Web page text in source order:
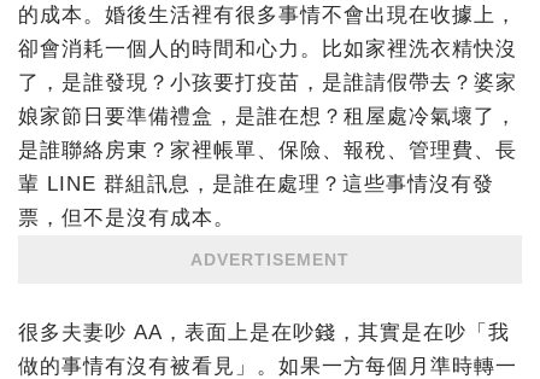
的成本。婚後生活裡有很多事情不會出現在收據上，
卻會消耗一個人的時間和心力。比如家裡洗衣精快沒
了，是誰發現？小孩要打疫苗，是誰請假帶去？婆家
娘家節日要準備禮盒，是誰在想？租屋處冷氣壞了，
是誰聯絡房東？家裡帳單、保險、報稅、管理費、長
輩 LINE 群組訊息，是誰在處理？這些事情沒有發
票，但不是沒有成本。
ADVERTISEMENT
很多夫妻吵 AA，表面上是在吵錢，其實是在吵「我
做的事情有沒有被看見」。如果一方每個月準時轉一